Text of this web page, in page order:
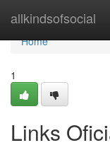
allkindsofsocial
Home
Home
1
Links